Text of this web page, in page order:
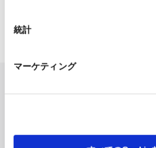
統計
マーケティング
日本紙パルプ商事は、